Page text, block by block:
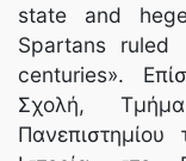
state and
Spartans
centuries».
Σχολή, Τμήμα